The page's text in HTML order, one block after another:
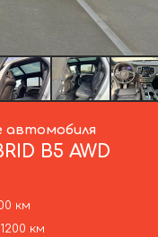
B5 AWD
км
км